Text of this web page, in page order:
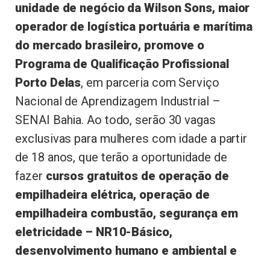
unidade de negócio da Wilson Sons, maior
operador de logística portuária e marítima
do mercado brasileiro, promove o
Programa de Qualificação Profissional
Porto Delas, em parceria com Serviço
Nacional de Aprendizagem Industrial –
SENAI Bahia. Ao todo, serão 30 vagas
exclusivas para mulheres com idade a partir
de 18 anos, que terão a oportunidade de
fazer cursos gratuitos de operação de
empilhadeira elétrica, operação de
empilhadeira combustão, segurança em
eletricidade – NR10-Básico,
desenvolvimento humano e ambiental e